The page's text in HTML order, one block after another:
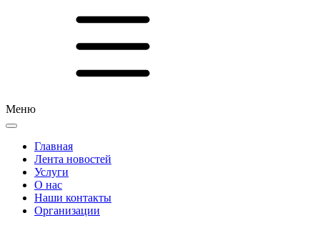
Меню
Главная
Лента новостей
Услуги
О нас
Наши контакты
Организации